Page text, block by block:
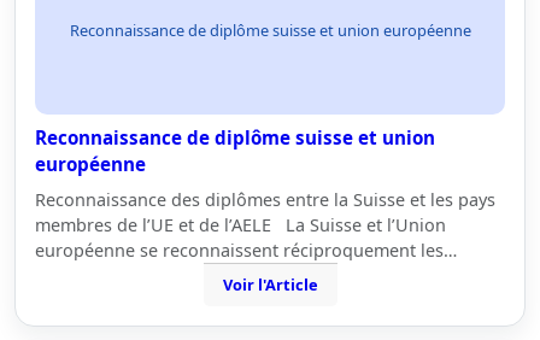
Reconnaissance de diplôme suisse et union européenne
Reconnaissance de diplôme suisse et union
européenne
Reconnaissance des diplômes entre la Suisse et les pays
membres de l’UE et de l’AELE La Suisse et l’Union
européenne se reconnaissent réciproquement les…
Voir l'Article